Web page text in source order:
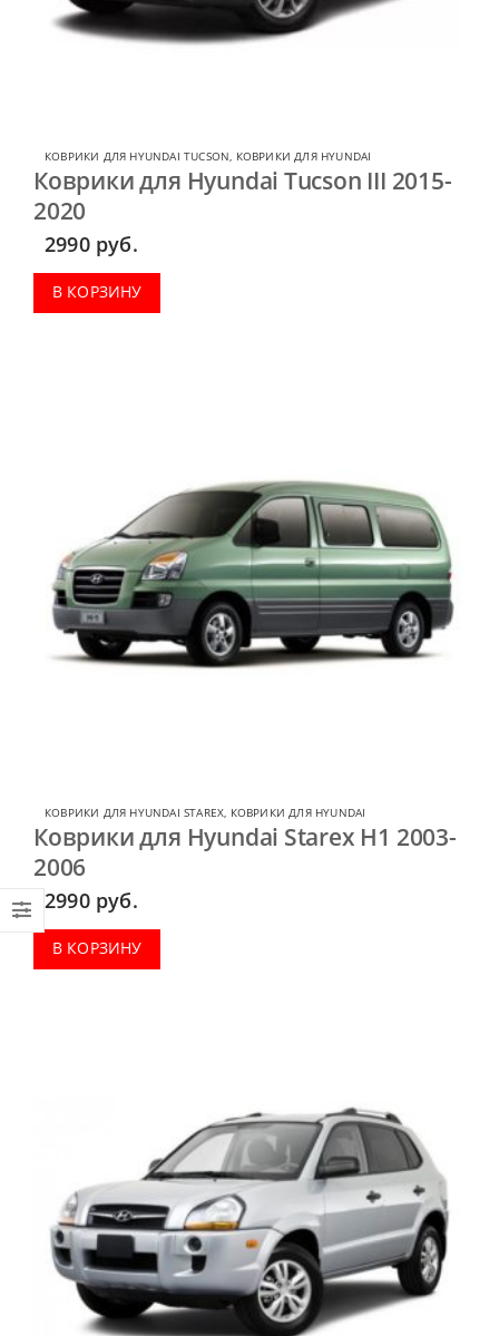
КОВРИКИ ДЛЯ HYUNDAI TUCSON КОВРИКИ ДЛЯ HYUNDAI
Коврики для Hyundai Tucson III 2015-
2020
2990 руб.
В КОРЗИНУ
КОВРИКИ ДЛЯ HYUNDAI STAREX КОВРИКИ ДЛЯ HYUNDAI
Коврики для Hyundai Starex H1 2003-
2006
2990 руб.
В КОРЗИНУ